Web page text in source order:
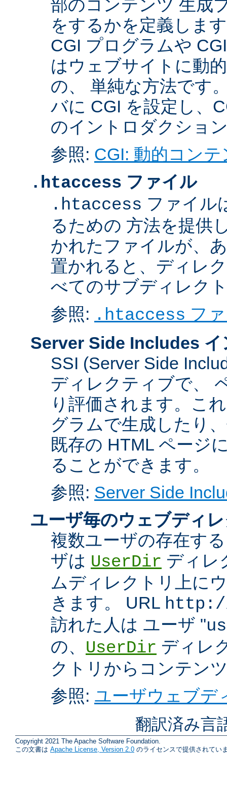
部のコンテンツ 生成
をするかを定義しま
CGI プログラムや
はウェブサイトに動
の、 単純な方法です
バに CGI を設定し、
のイントロダクショ
参照: CGI: 動的コンテ
.htaccess ファイル
.htaccess ファイル
るための 方法を提供
かれたファイルが、
置かれると、ディレ
べてのサブディレク
参照: .htaccess フ
Server Side Includes イ
SSI (Server Side
ディレクティブで、
り評価されます。こ
グラムで生成したり
既存の HTML ページ
ることができます。
参照: Server Side
ユーザ毎のウェブディ
複数ユーザの存在す
ザは UserDir ディレ
ムディレクトリ上に
きます。 URL http://
訪れた人は ユーザ "
の、 UserDir ディレ
クトリからコンテン
参照: ユーザウェブデ
翻訳済み言
Copyright 2021 The Apache Software Foundation.
この文書は Apache License, Version 2.0 のライセンスで提供されてい